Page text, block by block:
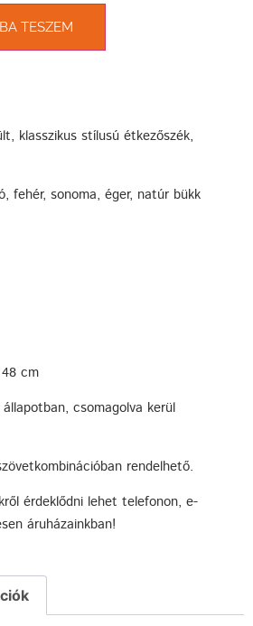
TESZEM
klasszikus stílusú étkezőszék,
fehér, sonoma, éger, natúr bükk
cm
csomagolva kerül
rendelhető.
érdeklődni lehet telefonon, e-
áruházainkban!